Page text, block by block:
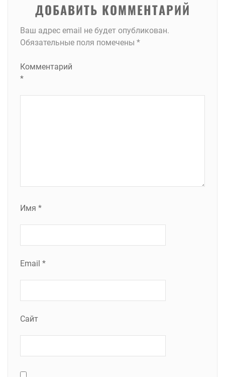
ДОБАВИТЬ КОММЕНТАРИЙ
Ваш адрес email не будет опубликован.
Обязательные поля помечены *
Комментарий
*
Имя *
Email *
Сайт